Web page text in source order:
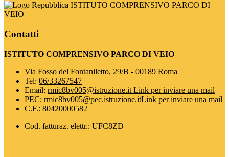
ISTITUTO COMPRENSIVO PARCO DI
VEIO
Contatti
ISTITUTO COMPRENSIVO PARCO DI VEIO
Via Fosso del Fontaniletto, 29/B - 00189 Roma
Tel: 06/33267547
Email: rmic8bv005@istruzione.it Link per inviare una mail
PEC: rmic8bv005@pec.istruzione.itLink per inviare una mail
C.F.: 80420000582
Cod. fatturaz. elettr.: UFC8ZD